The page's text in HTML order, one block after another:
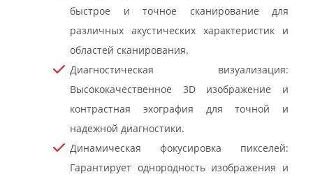
быстрое и точное сканирование для
различных акустических характеристик и
областей сканирования.
Диагностическая визуализация:
Высококачественное 3D изображение и
контрастная эхография для точной и
надежной диагностики.
Динамическая фокусировка пикселей:
Гарантирует однородность изображения и